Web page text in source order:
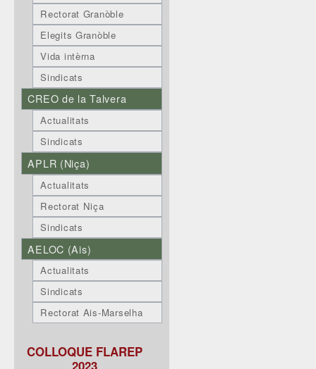
Rectorat Granòble
Elegits Granòble
Vida intèrna
Sindicats
CREO de la Talvera
Actualitats
Sindicats
APLR (Niça)
Actualitats
Rectorat Niça
Sindicats
AELOC (Ais)
Actualitats
Sindicats
Rectorat Ais-Marselha
COLLOQUE FLAREP